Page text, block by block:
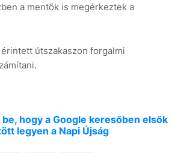
a mentők is megérkeztek a
útszakaszon forgalmi
hogy a Google keresőben elsők
legyen a Napi Újság